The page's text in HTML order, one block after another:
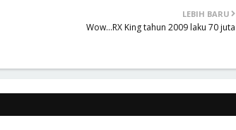
LEBIH BARU
Wow...RX King tahun 2009 laku 70 juta